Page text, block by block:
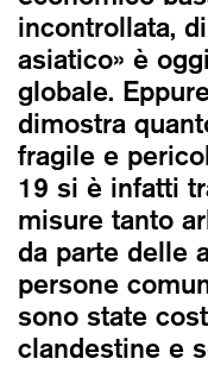
incontrollata,
asiatico» è
globale.
dimostra
fragile e
19 si è infatti
misure tanto
da parte delle
persone
sono state
clandestine e